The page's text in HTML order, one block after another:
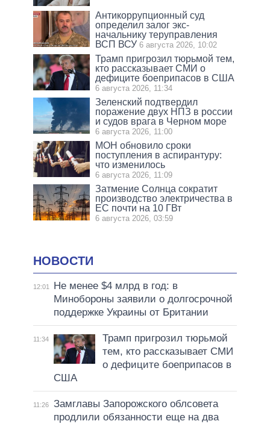
Антикоррупционный суд
определил залог экс-
начальнику теруправления
ВСП ВСУ 6 августа 2026, 10:02
Трамп пригрозил тюрьмой тем,
кто рассказывает СМИ о
дефиците боеприпасов в США
6 августа 2026, 11:34
Зеленский подтвердил
поражение двух НПЗ в россии
и судов врага в Черном море
6 августа 2026, 11:00
МОН обновило сроки
поступления в аспирантуру:
что изменилось
6 августа 2026, 11:09
Затмение Солнца сократит
производство электричества в
ЕС почти на 10 ГВт
6 августа 2026, 03:59
НОВОСТИ
12:01
Не менее $4 млрд в год: в
Минобороны заявили о долгосрочной
поддержке Украины от Британии
11:34
Трамп пригрозил тюрьмой
тем, кто рассказывает СМИ
о дефиците боеприпасов в
США
11:26
Замглавы Запорожского облсовета
продлили обязанности еще на два